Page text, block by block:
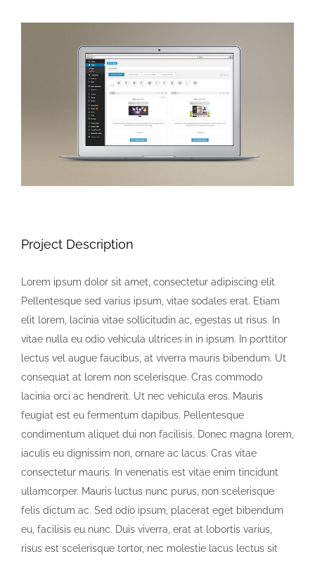
Project Description
Lorem ipsum dolor sit amet, consectetur adipiscing elit.
Pellentesque sed varius ipsum, vitae sodales erat. Etiam
elit lorem, lacinia vitae sollicitudin ac, egestas ut risus. In
vitae nulla eu odio vehicula ultrices in in ipsum. In porttitor
lectus vel augue faucibus, at viverra mauris bibendum. Ut
consequat at lorem non scelerisque. Cras commodo
lacinia orci ac hendrerit. Ut nec vehicula eros. Mauris
feugiat est eu fermentum dapibus. Pellentesque
condimentum aliquet dui non facilisis. Donec magna lorem,
iaculis eu dignissim non, ornare ac lacus. Cras vitae
consectetur mauris. In venenatis est vitae enim tincidunt
ullamcorper. Mauris luctus nunc purus, non scelerisque
felis dictum ac. Sed odio ipsum, placerat eget bibendum
eu, facilisis eu nunc. Duis viverra, erat at lobortis varius,
risus est scelerisque tortor, nec molestie lacus lectus sit